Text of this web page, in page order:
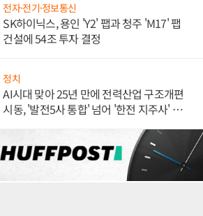
전자·전기·정보통신
SK하이닉스, 용인 'Y2' 팹과 청주 'M17' 팹
건설에 54조 투자 결정
정치
AI시대 맞아 25년 만에 전력산업 구조개편
시동, '발전5사 통합' 넘어 '한전 지주사' 재편